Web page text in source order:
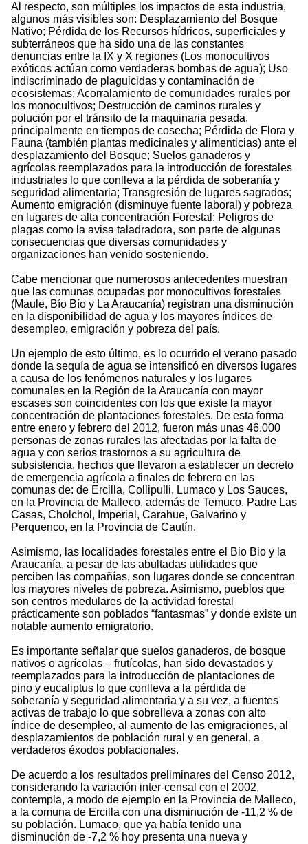
Al respecto, son múltiples los impactos de esta industria,
algunos más visibles son: Desplazamiento del Bosque
Nativo; Pérdida de los Recursos hídricos, superficiales y
subterráneos que ha sido una de las constantes
denuncias entre la IX y X regiones (Los monocultivos
exóticos actúan como verdaderas bombas de agua); Uso
indiscriminado de plaguicidas y contaminación de
ecosistemas; Acorralamiento de comunidades rurales por
los monocultivos; Destrucción de caminos rurales y
polución por el tránsito de la maquinaria pesada,
principalmente en tiempos de cosecha; Pérdida de Flora y
Fauna (también plantas medicinales y alimenticias) ante el
desplazamiento del Bosque; Suelos ganaderos y
agrícolas reemplazados para la introducción de forestales
industriales lo que conlleva a la pérdida de soberanía y
seguridad alimentaria; Transgresión de lugares sagrados;
Aumento emigración (disminuye fuente laboral) y pobreza
en lugares de alta concentración Forestal; Peligros de
plagas como la avisa taladradora, son parte de algunas
consecuencias que diversas comunidades y
organizaciones han venido sosteniendo.
Cabe mencionar que numerosos antecedentes muestran
que las comunas ocupadas por monocultivos forestales
(Maule, Bío Bío y La Araucanía) registran una disminución
en la disponibilidad de agua y los mayores índices de
desempleo, emigración y pobreza del país.
Un ejemplo de esto último, es lo ocurrido el verano pasado
donde la sequía de agua se intensificó en diversos lugares
a causa de los fenómenos naturales y los lugares
comunales en la Región de la Araucanía con mayor
escases son coincidentes con los que existe la mayor
concentración de plantaciones forestales. De esta forma
entre enero y febrero del 2012, fueron más unas 46.000
personas de zonas rurales las afectadas por la falta de
agua y con serios trastornos a su agricultura de
subsistencia, hechos que llevaron a establecer un decreto
de emergencia agrícola a finales de febrero en las
comunas de: de Ercilla, Collipulli, Lumaco y Los Sauces,
en la Provincia de Malleco, además de Temuco, Padre Las
Casas, Cholchol, Imperial, Carahue, Galvarino y
Perquenco, en la Provincia de Cautín.
Asimismo, las localidades forestales entre el Bio Bio y la
Araucanía, a pesar de las abultadas utilidades que
perciben las compañías, son lugares donde se concentran
los mayores niveles de pobreza. Asimismo, pueblos que
son centros medulares de la actividad forestal
prácticamente son poblados “fantasmas” y donde existe un
notable aumento emigratorio.
Es importante señalar que suelos ganaderos, de bosque
nativos o agrícolas – frutícolas, han sido devastados y
reemplazados para la introducción de plantaciones de
pino y eucaliptus lo que conlleva a la pérdida de
soberanía y seguridad alimentaria y a su vez, a fuentes
activas de trabajo lo que sobrelleva a zonas con alto
índice de desempleo, al aumento de las emigraciones, al
desplazamientos de población rural y en general, a
verdaderos éxodos poblacionales.
De acuerdo a los resultados preliminares del Censo 2012,
considerando la variación inter-censal con el 2002,
contempla, a modo de ejemplo en la Provincia de Malleco,
a la comuna de Ercilla con una disminución de -11,2 % de
su población. Lumaco, que ya había tenido una
disminución de -7,2 % hoy presenta una nueva y